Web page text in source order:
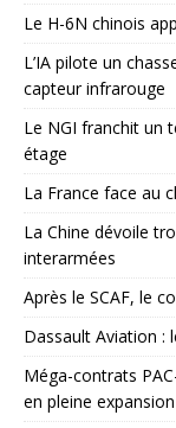
Le H-6N chinois
L’IA pilote un
capteur infrarouge
Le NGI franchit un
étage
La France face au
La Chine dévoile
interarmées
Après le SCAF, le
Dassault Aviation :
Méga-contrats
en pleine expansion